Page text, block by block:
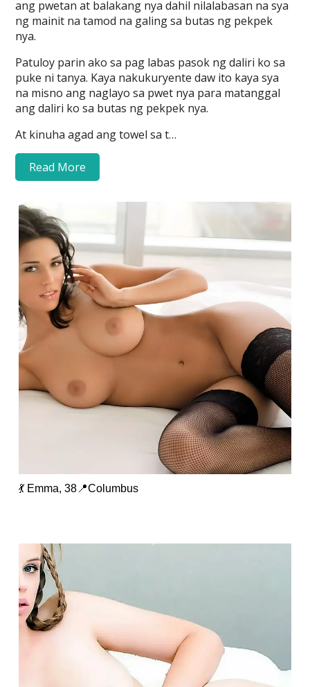
ang pwetan at balakang nya dahil nilalabasan na sya
ng mainit na tamod na galing sa butas ng pekpek
nya.
Patuloy parin ako sa pag labas pasok ng daliri ko sa
puke ni tanya. Kaya nakukuryente daw ito kaya sya
na misno ang naglayo sa pwet nya para matanggal
ang daliri ko sa butas ng pekpek nya.
At kinuha agad ang towel sa t…
Read More
💃 Emma, 38📍Columbus